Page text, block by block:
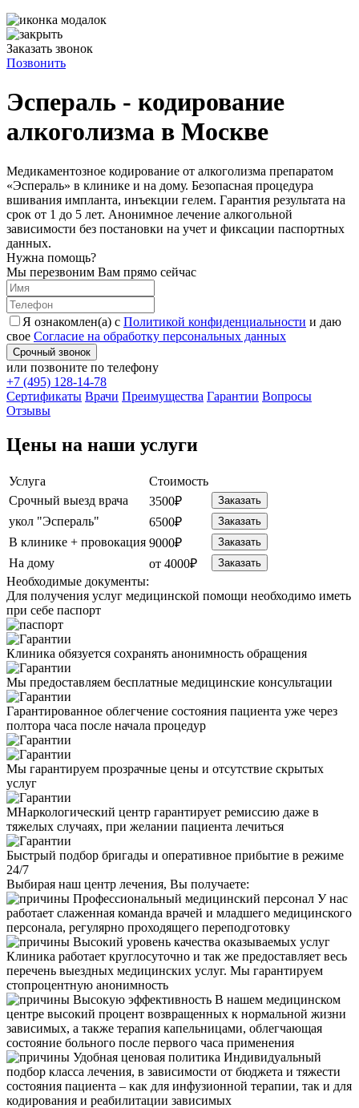
Заказать звонок
Позвонить
Эспераль - кодирование
алкоголизма в Москве
Медикаментозное кодирование от алкоголизма препаратом
«Эспераль» в клинике и на дому. Безопасная процедура
вшивания импланта, инъекции гелем. Гарантия результата на
срок от 1 до 5 лет. Анонимное лечение алкогольной
зависимости без постановки на учет и фиксации паспортных
данных.
Нужна помощь?
Мы перезвоним Вам прямо сейчас
Я ознакомлен(а) с Политикой конфиденциальности и даю
свое Согласие на обработку персональных данных
Срочный звонок
или позвоните по телефону
+7 (495) 128-14-78
Cертификаты Врачи Преимущества Гарантии Вопросы
Отзывы
Цены на наши услуги
Услуга
Стоимость
Срочный выезд врача
3500₽ Заказать
укол "Эспераль" 6500₽ Заказать
В клинике + провокация 9000₽ Заказать
На дому от 4000₽ Заказать
Необходимые документы:
Для получения услуг медицинской помощи необходимо иметь
при себе паспорт
Клиника обязуется сохранять анонимность обращения
Мы предоставляем бесплатные медицинские консультации
Гарантированное облегчение состояния пациента уже через
полтора часа после начала процедур
Мы гарантируем прозрачные цены и отсутствие скрытых
услуг
МНаркологический центр гарантирует ремиссию даже в
тяжелых случаях, при желании пациента лечиться
Быстрый подбор бригады и оперативное прибытие в режиме
24/7
Выбирая наш центр лечения, Вы получаете:
Профессиональный медицинский персонал У нас
работает слаженная команда врачей и младшего медицинского
персонала, регулярно проходящего переподготовку
Высокий уровень качества оказываемых услуг
Клиника работает круглосуточно и так же предоставляет весь
перечень выездных медицинских услуг. Мы гарантируем
стопроцентную анонимность
Высокую эффективность В нашем медицинском
центре высокий процент возвращенных к нормальной жизни
зависимых, а также терапия капельницами, облегчающая
состояние больного после первого часа применения
Удобная ценовая политика Индивидуальный
подбор класса лечения, в зависимости от бюджета и тяжести
состояния пациента – как для инфузионной терапии, так и для
кодирования и реабилитации зависимых